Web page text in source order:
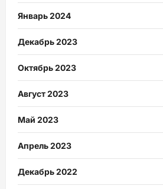
Январь 2024
Декабрь 2023
Октябрь 2023
Август 2023
Май 2023
Апрель 2023
Декабрь 2022